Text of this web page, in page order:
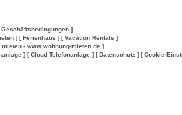
Geschäftsbedingungen ]
] [ Ferienhaus ] [ Vacation Rentals ]
mieten - www.wohnung-mieten.de ]
] [ Cloud Telefonanlage ] [ Datenschutz ] [ Cookie-